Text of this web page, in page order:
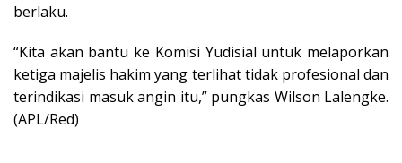
berlaku.
“Kita akan bantu ke Komisi Yudisial untuk melaporkan
ketiga majelis hakim yang terlihat tidak profesional dan
terindikasi masuk angin itu,” pungkas Wilson Lalengke.
(APL/Red)